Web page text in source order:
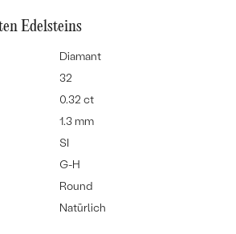
Edelsteins
Diamant
32
0.32 ct
1.3 mm
SI
G-H
Round
Natürlich